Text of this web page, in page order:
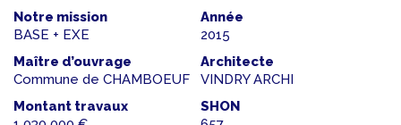
Notre mission
BASE + EXE
Année
2015
Maître d’ouvrage
Commune de CHAMBOEUF
Architecte
VINDRY ARCHI
Montant travaux
SHON